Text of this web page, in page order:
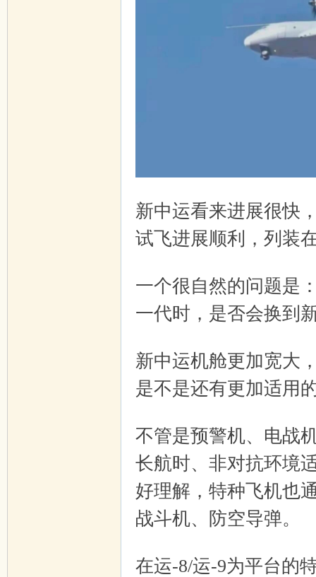
新中运看来进展很快
试飞进展顺利，列装
一个很自然的问题是
一代时，是否会换到
新中运机舱更加宽大
是不是还有更加适用
不管是预警机、电战
长航时、非对抗环境
好理解，特种飞机也
战斗机、防空导弹。
在运-8/运-9为平台的